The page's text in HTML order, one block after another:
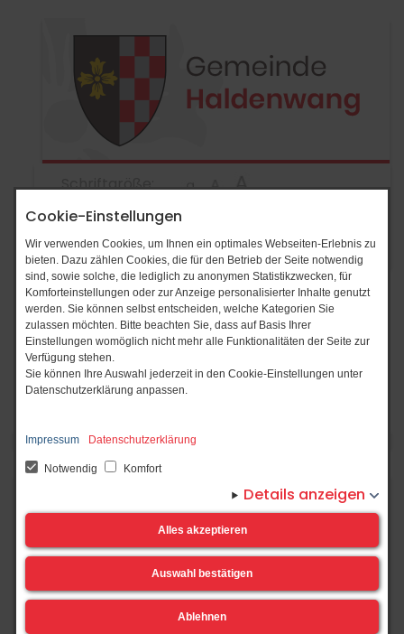
Cookie-Einstellungen
Wir verwenden Cookies, um Ihnen ein optimales Webseiten-Erlebnis zu
bieten. Dazu zählen Cookies, die für den Betrieb der Seite notwendig
sind, sowie solche, die lediglich zu anonymen Statistikzwecken, für
Komforteinstellungen oder zur Anzeige personalisierter Inhalte genutzt
werden. Sie können selbst entscheiden, welche Kategorien Sie
zulassen möchten. Bitte beachten Sie, dass auf Basis Ihrer
Einstellungen womöglich nicht mehr alle Funktionalitäten der Seite zur
Verfügung stehen.
Sie können Ihre Auswahl jederzeit in den Cookie-Einstellungen unter
Datenschutzerklärung anpassen.
Impressum Datenschutzerklärung
Notwendig Komfort
Details anzeigen
Alles akzeptieren
Auswahl bestätigen
Ablehnen
Start Stellplatzsatzung
Satzungen & Verordnungen
(Ortsrecht)
Stellplatzsatzung